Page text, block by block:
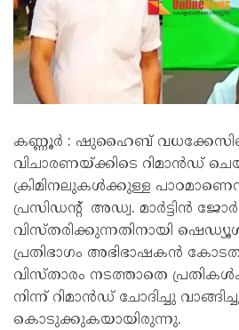
കണ്ണൂർ : ഷുഹൈബ്
വിചാരണയ്ക്കിടെ റിമാൻഡ്
ക്രിമിനലുകൾക്കുള്ള
പ്രസിഡൻ്റ് അഡ്വ. മാർട്ടിൻ
വിസ്തരിക്കുന്നതിനായി
പ്രതിഭാഗം അഭിഭാഷകൻ
വിസ്താരം നടത്താതെ
നിന്ന് റിമാൻഡ് ചോദിച്ചു
കൊടുക്കുകയായിരുന്നു.